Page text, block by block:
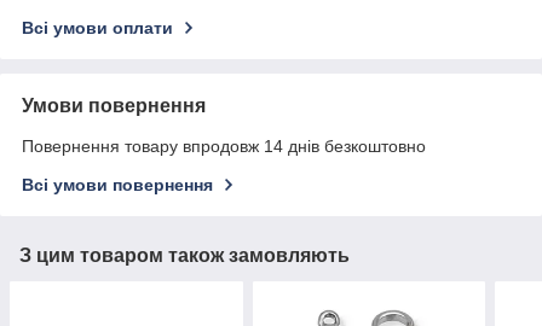
Всі умови оплати
Умови повернення
Повернення товару впродовж 14 днів безкоштовно
Всі умови повернення
З цим товаром також замовляють